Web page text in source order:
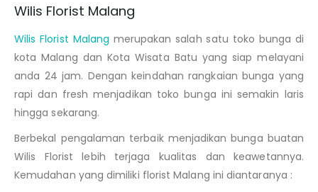
Wilis Florist Malang
Wilis Florist Malang merupakan salah satu toko bunga di
kota Malang dan Kota Wisata Batu yang siap melayani
anda 24 jam. Dengan keindahan rangkaian bunga yang
rapi dan fresh menjadikan toko bunga ini semakin laris
hingga sekarang.
Berbekal pengalaman terbaik menjadikan bunga buatan
Wilis Florist lebih terjaga kualitas dan keawetannya.
Kemudahan yang dimiliki florist Malang ini diantaranya :